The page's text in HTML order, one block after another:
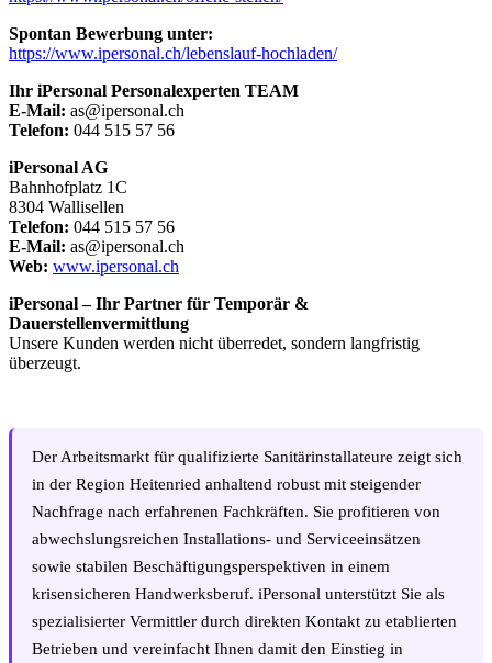
Spontan Bewerbung unter:
https://www.ipersonal.ch/lebenslauf-hochladen/
Ihr iPersonal Personalexperten TEAM
E-Mail: as@ipersonal.ch
Telefon: 044 515 57 56
iPersonal AG
Bahnhofplatz 1C
8304 Wallisellen
Telefon: 044 515 57 56
E-Mail: as@ipersonal.ch
Web: www.ipersonal.ch
iPersonal – Ihr Partner für Temporär &
Dauerstellenvermittlung
Unsere Kunden werden nicht überredet, sondern langfristig
überzeugt.
Der Arbeitsmarkt für qualifizierte Sanitärinstallateure zeigt sich
in der Region Heitenried anhaltend robust mit steigender
Nachfrage nach erfahrenen Fachkräften. Sie profitieren von
abwechslungsreichen Installations- und Serviceeinsätzen
sowie stabilen Beschäftigungsperspektiven in einem
krisensicheren Handwerksberuf. iPersonal unterstützt Sie als
spezialisierter Vermittler durch direkten Kontakt zu etablierten
Betrieben und vereinfacht Ihnen damit den Einstieg in